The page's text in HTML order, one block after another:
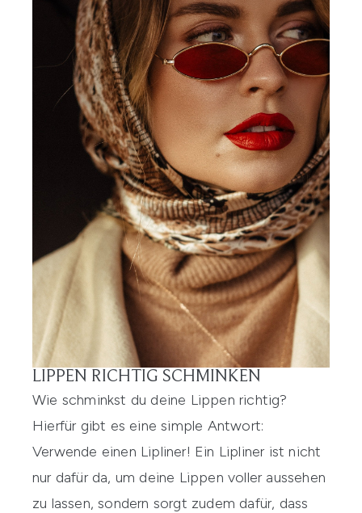
LIPPEN RICHTIG SCHMINKEN
Wie schminkst du deine Lippen richtig?
Hierfür gibt es eine simple Antwort:
Verwende einen Lipliner! Ein Lipliner ist nicht
nur dafür da, um deine Lippen voller aussehen
zu lassen, sondern sorgt zudem dafür, dass